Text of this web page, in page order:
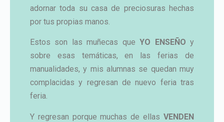
adornar toda su casa de preciosuras hechas
por tus propias manos.
Estos son las muñecas queYO ENSEÑO y
sobre esas temáticas, en las ferias de
manualidades, y mis alumnas se quedan muy
complacidas y regresan de nuevo feria tras
feria.
Y regresan porque muchas de ellas VENDEN